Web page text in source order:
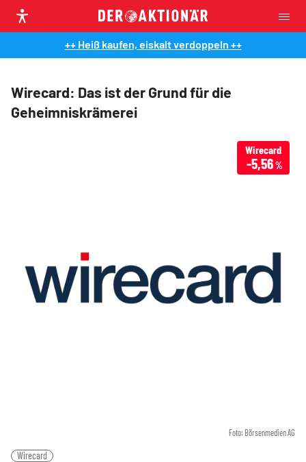
++ Heiß kaufen, eiskalt verdoppeln ++
Wirecard: Das ist der Grund für die
Geheimniskrämerei
Foto: Börsenmedien AG
Wirecard
-5,56%
Wirecard